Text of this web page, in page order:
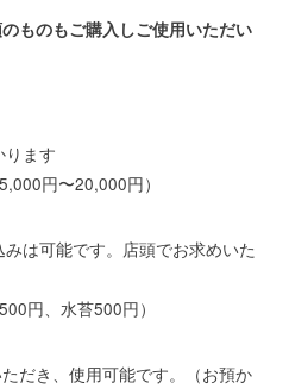
ものもご購入しご使用いただい
ります
円〜20,000円）
は可能です。店頭でお求めいた
円、水苔500円）
だき、使用可能です。（お預か